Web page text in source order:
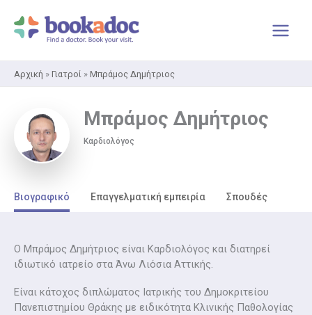
στο
περιεχόμενο
Αρχική » Γιατροί » Μπράμος Δημήτριος
Μπράμος Δημήτριος
Καρδιολόγος
Βιογραφικό Επαγγελματική εμπειρία Σπουδές
Ο Μπράμος Δημήτριος είναι Καρδιολόγος και διατηρεί
ιδιωτικό ιατρείο στα Άνω Λιόσια Αττικής.
Είναι κάτοχος διπλώματος Ιατρικής του Δημοκριτείου
Πανεπιστημίου Θράκης με ειδικότητα Κλινικής Παθολογίας